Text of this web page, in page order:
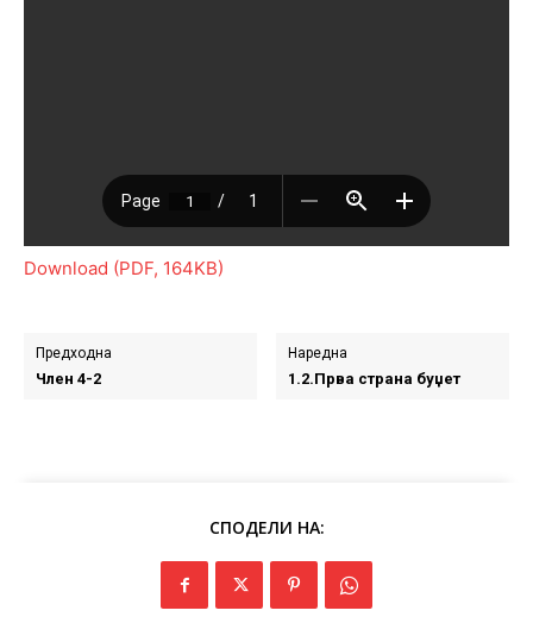
Download (PDF, 164KB)
Предходна
Член 4-2
Наредна
1.2.Прва страна буџет
СПОДЕЛИ НА: